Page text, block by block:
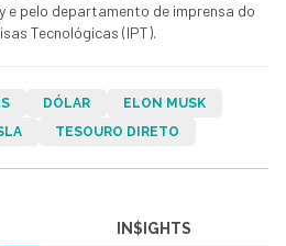
e pelo departamento de imprensa do
Tecnológicas (IPT).
DÓLAR
ELON MUSK
TESOURO DIRETO
IN$IGHTS